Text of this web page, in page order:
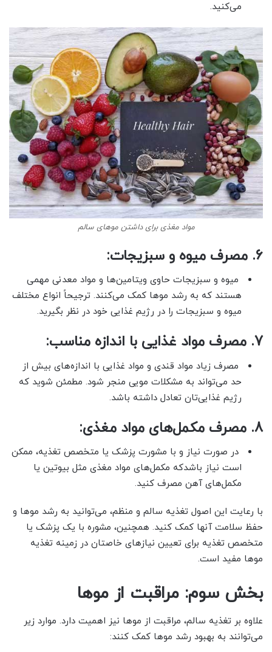
می‌کنید.
مواد مغذی برای داشتن موهای سالم
6. مصرف میوه و سبزیجات:
میوه و سبزیجات حاوی ویتامین‌ها و مواد معدنی مهمی
هستند که به رشد موها کمک می‌کنند. ترجیحاً انواع مختلف
میوه و سبزیجات را در رژیم غذایی خود در نظر بگیرید.
7. مصرف مواد غذایی با اندازه مناسب:
مصرف زیاد مواد قندی و مواد غذایی با اندازه‌های بیش از
حد می‌تواند به مشکلات مویی منجر شود. مطمئن شوید که
رژیم غذایی‌تان تعادل داشته باشد.
8. مصرف مکمل‌های مواد مغذی:
در صورت نیاز و با مشورت پزشک یا متخصص تغذیه، ممکن
است نیاز باشدکه مکمل‌های مواد مغذی مثل بیوتین یا
مکمل‌های آهن مصرف کنید.
با رعایت این اصول تغذیه سالم و منظم، می‌توانید به رشد موها و
حفظ سلامت آنها کمک کنید. همچنین، مشوره با یک پزشک یا
متخصص تغذیه برای تعیین نیازهای خاصتان در زمینه تغذیه
موها مفید است.
بخش سوم: مراقبت از موها
علاوه بر تغذیه سالم، مراقبت از موها نیز اهمیت دارد. موارد زیر
می‌توانند به بهبود رشد موها کمک کنند: